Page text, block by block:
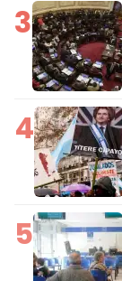
3
4
5